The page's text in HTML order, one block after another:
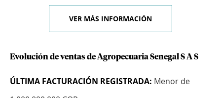
VER MÁS INFORMACIÓN
Evolución de ventas de Agropecuaria Senegal S A S
ÚLTIMA FACTURACIÓN REGISTRADA: Menor de